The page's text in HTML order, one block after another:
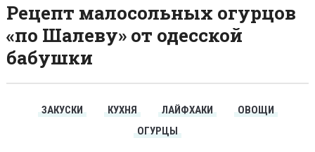
Рецепт малосольных огурцов
«по Шалеву» от одесской
бабушки
ЗАКУСКИ КУХНЯ ЛАЙФХАКИ
ОВОЩИ
ОГУРЦЫ